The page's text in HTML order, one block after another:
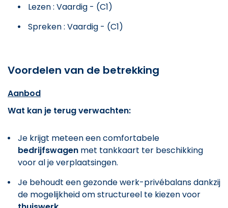
Lezen : Vaardig - (C1)
Spreken : Vaardig - (C1)
Voordelen van de betrekking
Aanbod
Wat kan je terug verwachten:
Je krijgt meteen een comfortabele
bedrijfswagen met tankkaart ter beschikking
voor al je verplaatsingen.
Je behoudt een gezonde werk-privébalans dankzij
de mogelijkheid om structureel te kiezen voor